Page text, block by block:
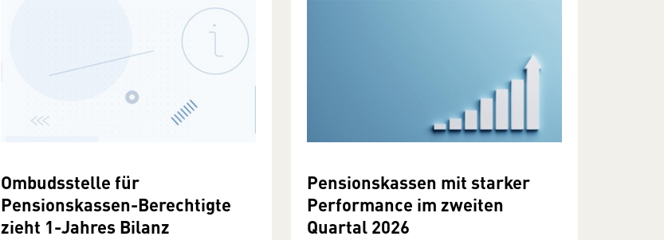
Ombudsstelle für
Pensionskassen-Berechtigte
zieht 1-Jahres Bilanz
Pensionskassen mit starker
Performance im zweiten
Quartal 2026